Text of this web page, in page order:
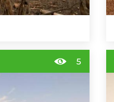
5